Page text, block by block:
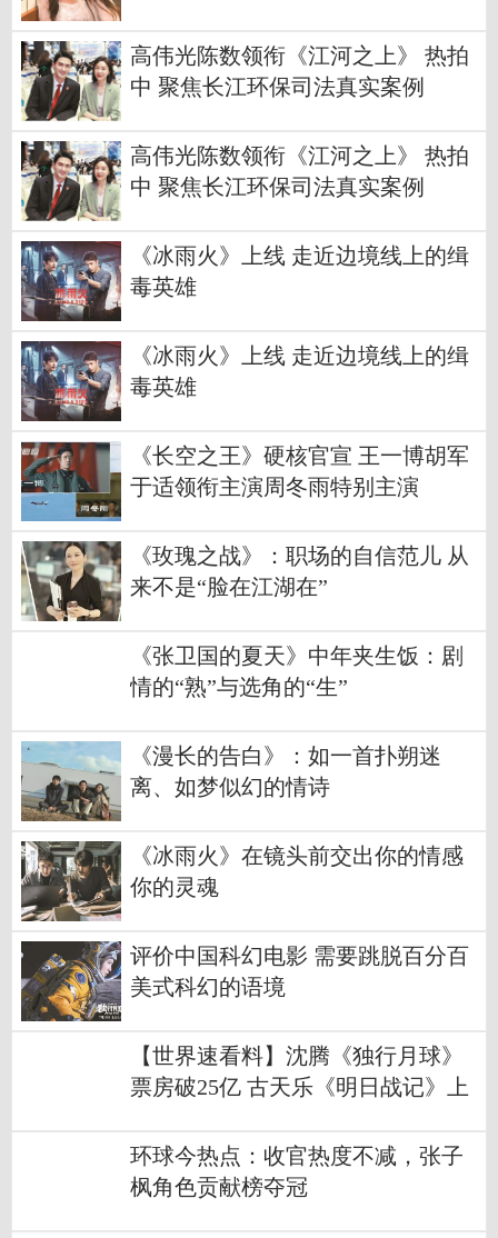
高伟光陈数领衔《江河之上》 热拍
中 聚焦长江环保司法真实案例
高伟光陈数领衔《江河之上》 热拍
中 聚焦长江环保司法真实案例
《冰雨火》上线 走近边境线上的缉
毒英雄
《冰雨火》上线 走近边境线上的缉
毒英雄
《长空之王》硬核官宣 王一博胡军
于适领衔主演周冬雨特别主演
《玫瑰之战》：职场的自信范儿 从
来不是“脸在江湖在”
《张卫国的夏天》中年夹生饭：剧
情的“熟”与选角的“生”
《漫长的告白》：如一首扑朔迷
离、如梦似幻的情诗
《冰雨火》在镜头前交出你的情感
你的灵魂
评价中国科幻电影 需要跳脱百分百
美式科幻的语境
【世界速看料】沈腾《独行月球》
票房破25亿 古天乐《明日战记》上
环球今热点：收官热度不减，张子
枫角色贡献榜夺冠